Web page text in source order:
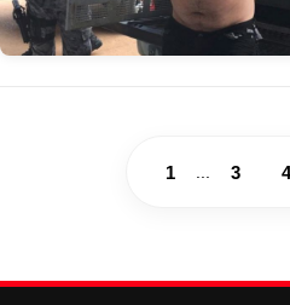
1 3 4